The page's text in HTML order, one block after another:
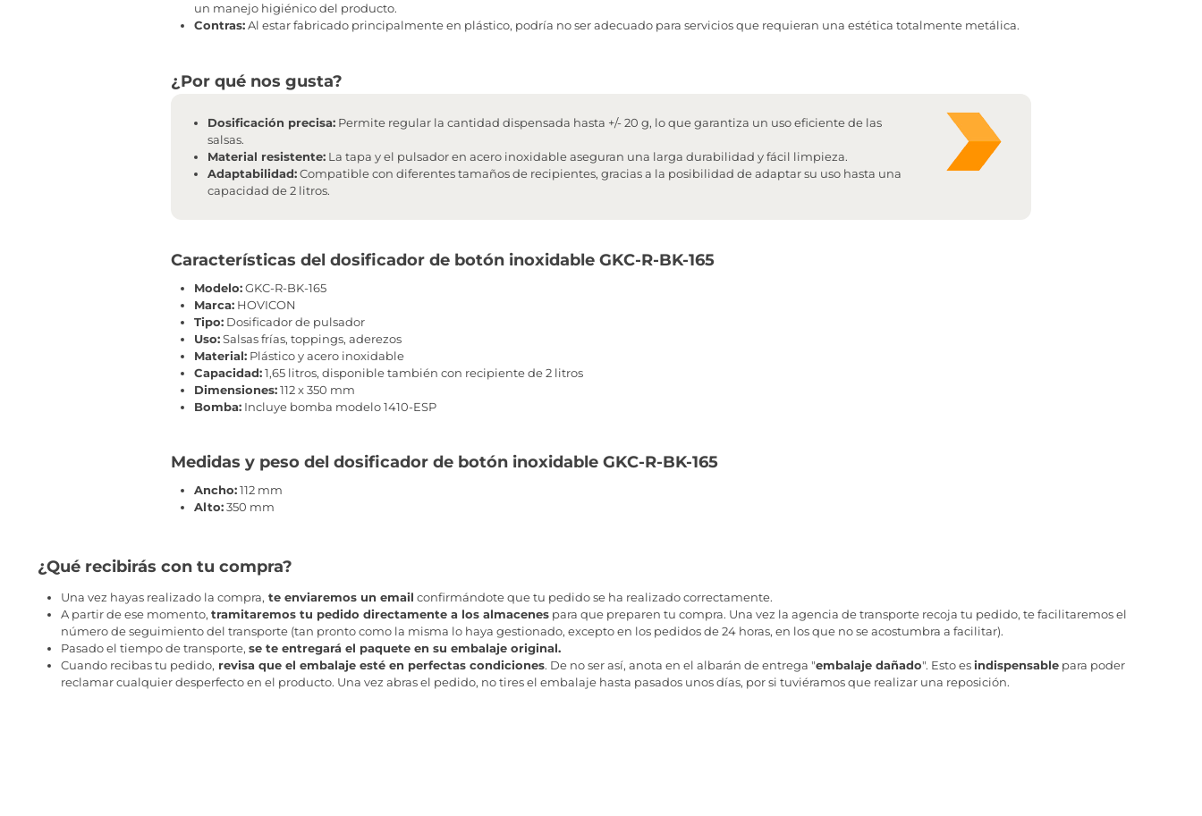
un manejo higiénico del producto.
Contras:Al estar fabricado principalmente en plástico, podría no ser adecuado para servicios que requieran una estética totalmente metálica.
¿Por qué nos gusta?
Dosificación precisa: Permite regular la cantidad dispensada hasta +/- 20 g, lo que garantiza un uso eficiente de las
salsas.
Material resistente: La tapa y el pulsador en acero inoxidable aseguran una larga durabilidad y fácil limpieza.
Adaptabilidad:Compatible con diferentes tamaños de recipientes, gracias a la posibilidad de adaptar su uso hasta una
capacidad de 2 litros.
Características del dosificador de botón inoxidable GKC-R-BK-165
Modelo:GKC-R-BK-165
Marca: HOVICON
Tipo: Dosificador de pulsador
Uso:Salsas frías, toppings, aderezos
Material: Plástico y acero inoxidable
Capacidad:1,65 litros, disponible también con recipiente de 2 litros
Dimensiones:112 x 350 mm
Bomba: Incluye bomba modelo 1410-ESP
Medidas y peso del dosificador de botón inoxidable GKC-R-BK-165
Ancho:112 mm
Alto:350 mm
¿Qué recibirás con tu compra?
Una vez hayas realizado la compra, te enviaremos un email confirmándote que tu pedido se ha realizado correctamente.
A partir de ese momento, tramitaremos tu pedido directamente a los almacenespara que preparen tu compra. Una vez la agencia de transporte recoja tu pedido, te facilitaremos el
número de seguimiento del transporte (tan pronto como la misma lo haya gestionado, excepto en los pedidos de 24 horas, en los que no se acostumbra a facilitar).
Pasado el tiempo de transporte, se te entregará el paquete en su embalaje original.
Cuando recibas tu pedido, revisa que el embalaje esté en perfectas condiciones. De no ser así, anota en el albarán de entrega "embalaje dañado". Esto esindispensablepara poder
reclamar cualquier desperfecto en el producto. Una vez abras el pedido, no tires el embalaje hasta pasados unos días, por si tuviéramos que realizar una reposición.